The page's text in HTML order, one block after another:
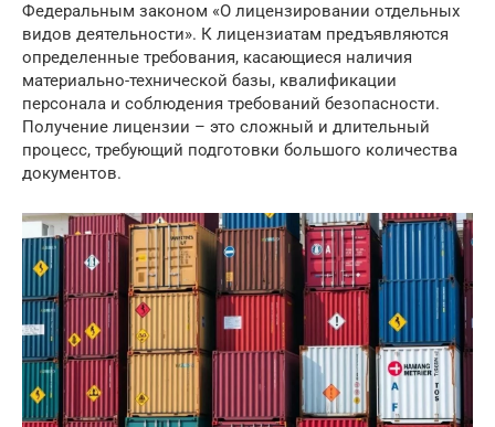
Федеральным законом «О лицензировании отдельных
видов деятельности». К лицензиатам предъявляются
определенные требования, касающиеся наличия
материально-технической базы, квалификации
персонала и соблюдения требований безопасности.
Получение лицензии – это сложный и длительный
процесс, требующий подготовки большого количества
документов.